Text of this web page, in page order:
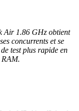
Air 1.86 GHz obtient
concurrents et se
test plus rapide en
RAM.